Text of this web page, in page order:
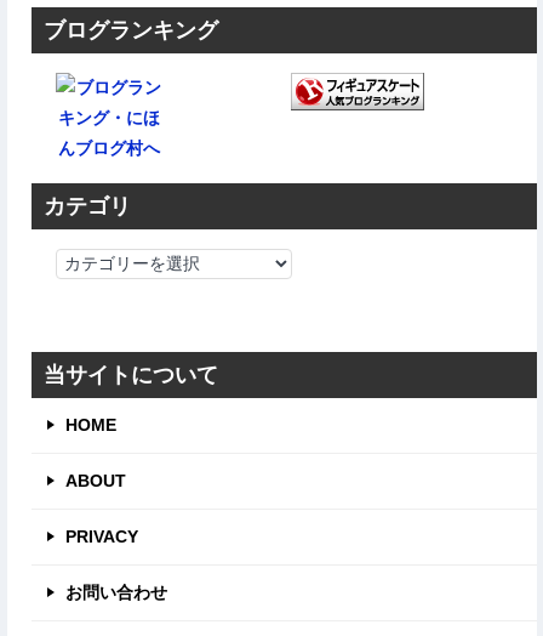
ブログランキング
カテゴリ
カ
リ
当サイトについて
HOME
ABOUT
PRIVACY
お問い合わせ